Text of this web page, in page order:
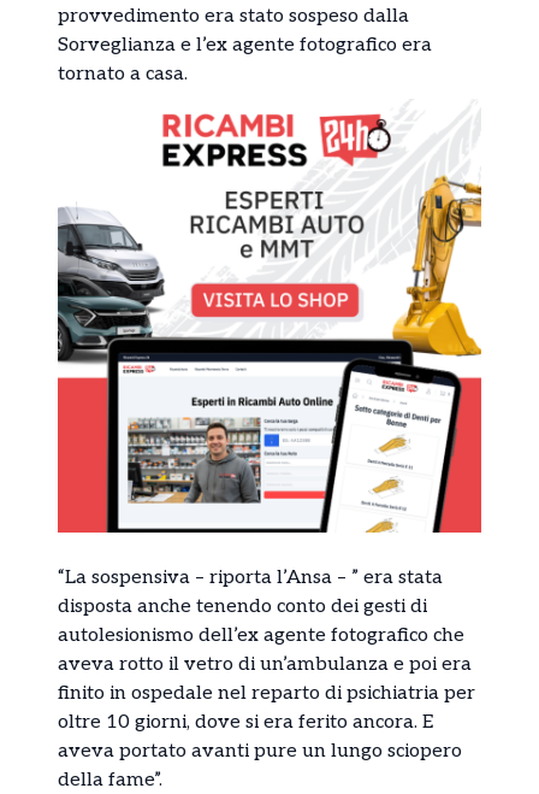
provvedimento era stato sospeso dalla
Sorveglianza e l’ex agente fotografico era
tornato a casa.
“La sospensiva – riporta l’Ansa – ” era stata
disposta anche tenendo conto dei gesti di
autolesionismo dell’ex agente fotografico che
aveva rotto il vetro di un’ambulanza e poi era
finito in ospedale nel reparto di psichiatria per
oltre 10 giorni, dove si era ferito ancora. E
aveva portato avanti pure un lungo sciopero
della fame”.